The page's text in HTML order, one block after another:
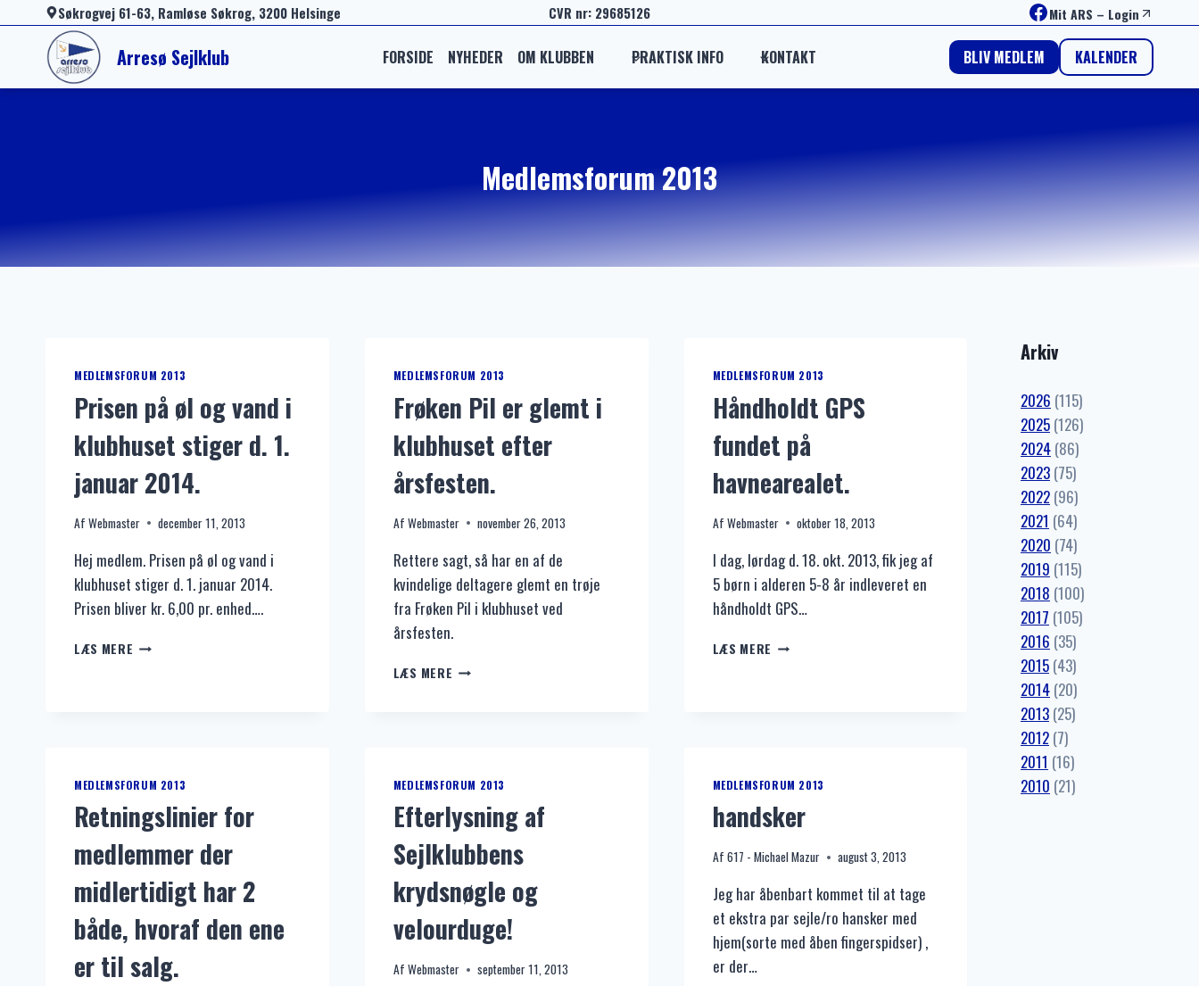
Søkrogvej 61-63, Ramløse Søkrog, 3200 Helsinge CVR nr: 29685126 Facebook
Mit ARS – Login
Arresø Sejlklub FORSIDE NYHEDER OM KLUBBEN PRAKTISK INFO KONTAKT BLIV MEDLEM KALENDER
Medlemsforum 2013
MEDLEMSFORUM 2013
Prisen på øl og vand i
klubhuset stiger d. 1.
januar 2014.
Af Webmaster december 11, 2013
Hej medlem. Prisen på øl og vand i
klubhuset stiger d. 1. januar 2014.
Prisen bliver kr. 6,00 pr. enhed….
LÆS MERE PRISEN
D.
1.
JANUAR
2014.
MEDLEMSFORUM 2013
Frøken Pil er glemt i
klubhuset efter
årsfesten.
Af Webmaster november 26, 2013
Rettere sagt, så har en af de
kvindelige deltagere glemt en trøje
fra Frøken Pil i klubhuset ved
årsfesten.
LÆS MERE FRØKEN
EFTER
MEDLEMSFORUM 2013
Håndholdt GPS
fundet på
havnearealet.
Af Webmaster oktober 18, 2013
I dag, lørdag d. 18. okt. 2013, fik jeg af
5 børn i alderen 5-8 år indleveret en
håndholdt GPS…
LÆS MERE HÅNDHOLDT
MEDLEMSFORUM 2013
Retningslinier for
medlemmer der
midlertidigt har 2
både, hvoraf den ene
er til salg.
MEDLEMSFORUM 2013
Efterlysning af
Sejlklubbens
krydsnøgle og
velourduge!
Af Webmaster september 11, 2013
MEDLEMSFORUM 2013
handsker
Af 617 - Michael Mazur august 3, 2013
Jeg har åbenbart kommet til at tage
et ekstra par sejle/ro hansker med
hjem(sorte med åben fingerspidser) ,
er der…
Arkiv
2026 (115)
2025(126)
2024(86)
2023(75)
2022(96)
2021 (64)
2020 (74)
2019 (115)
2018 (100)
2017 (105)
2016 (35)
2015(43)
2014(20)
2013(25)
2012(7)
2011 (16)
2010 (21)